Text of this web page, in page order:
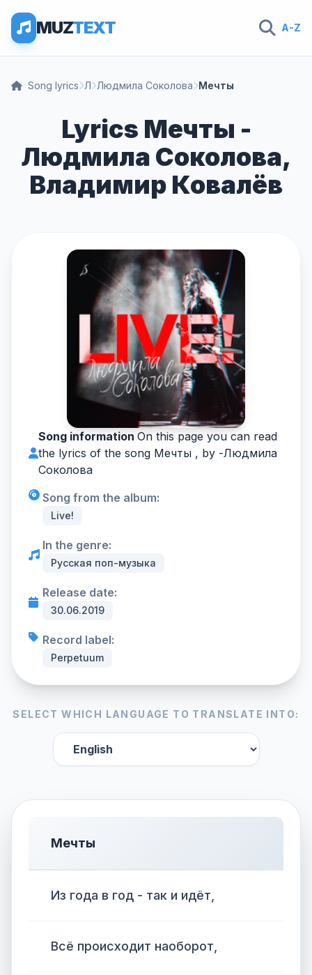
MUZTEXT A-Z
Song lyrics Л Людмила Соколова Мечты
Lyrics Мечты -
Людмила Соколова,
Владимир Ковалёв
Song information On this page you can read
the lyrics of the song Мечты , by -Людмила
Соколова
Song from the album:
Live!
In the genre:
Русская поп-музыка
Release date:
30.06.2019
Record label:
Perpetuum
SELECT WHICH LANGUAGE TO TRANSLATE INTO:
Мечты
Из года в год - так и идёт,
Всё происходит наоборот,